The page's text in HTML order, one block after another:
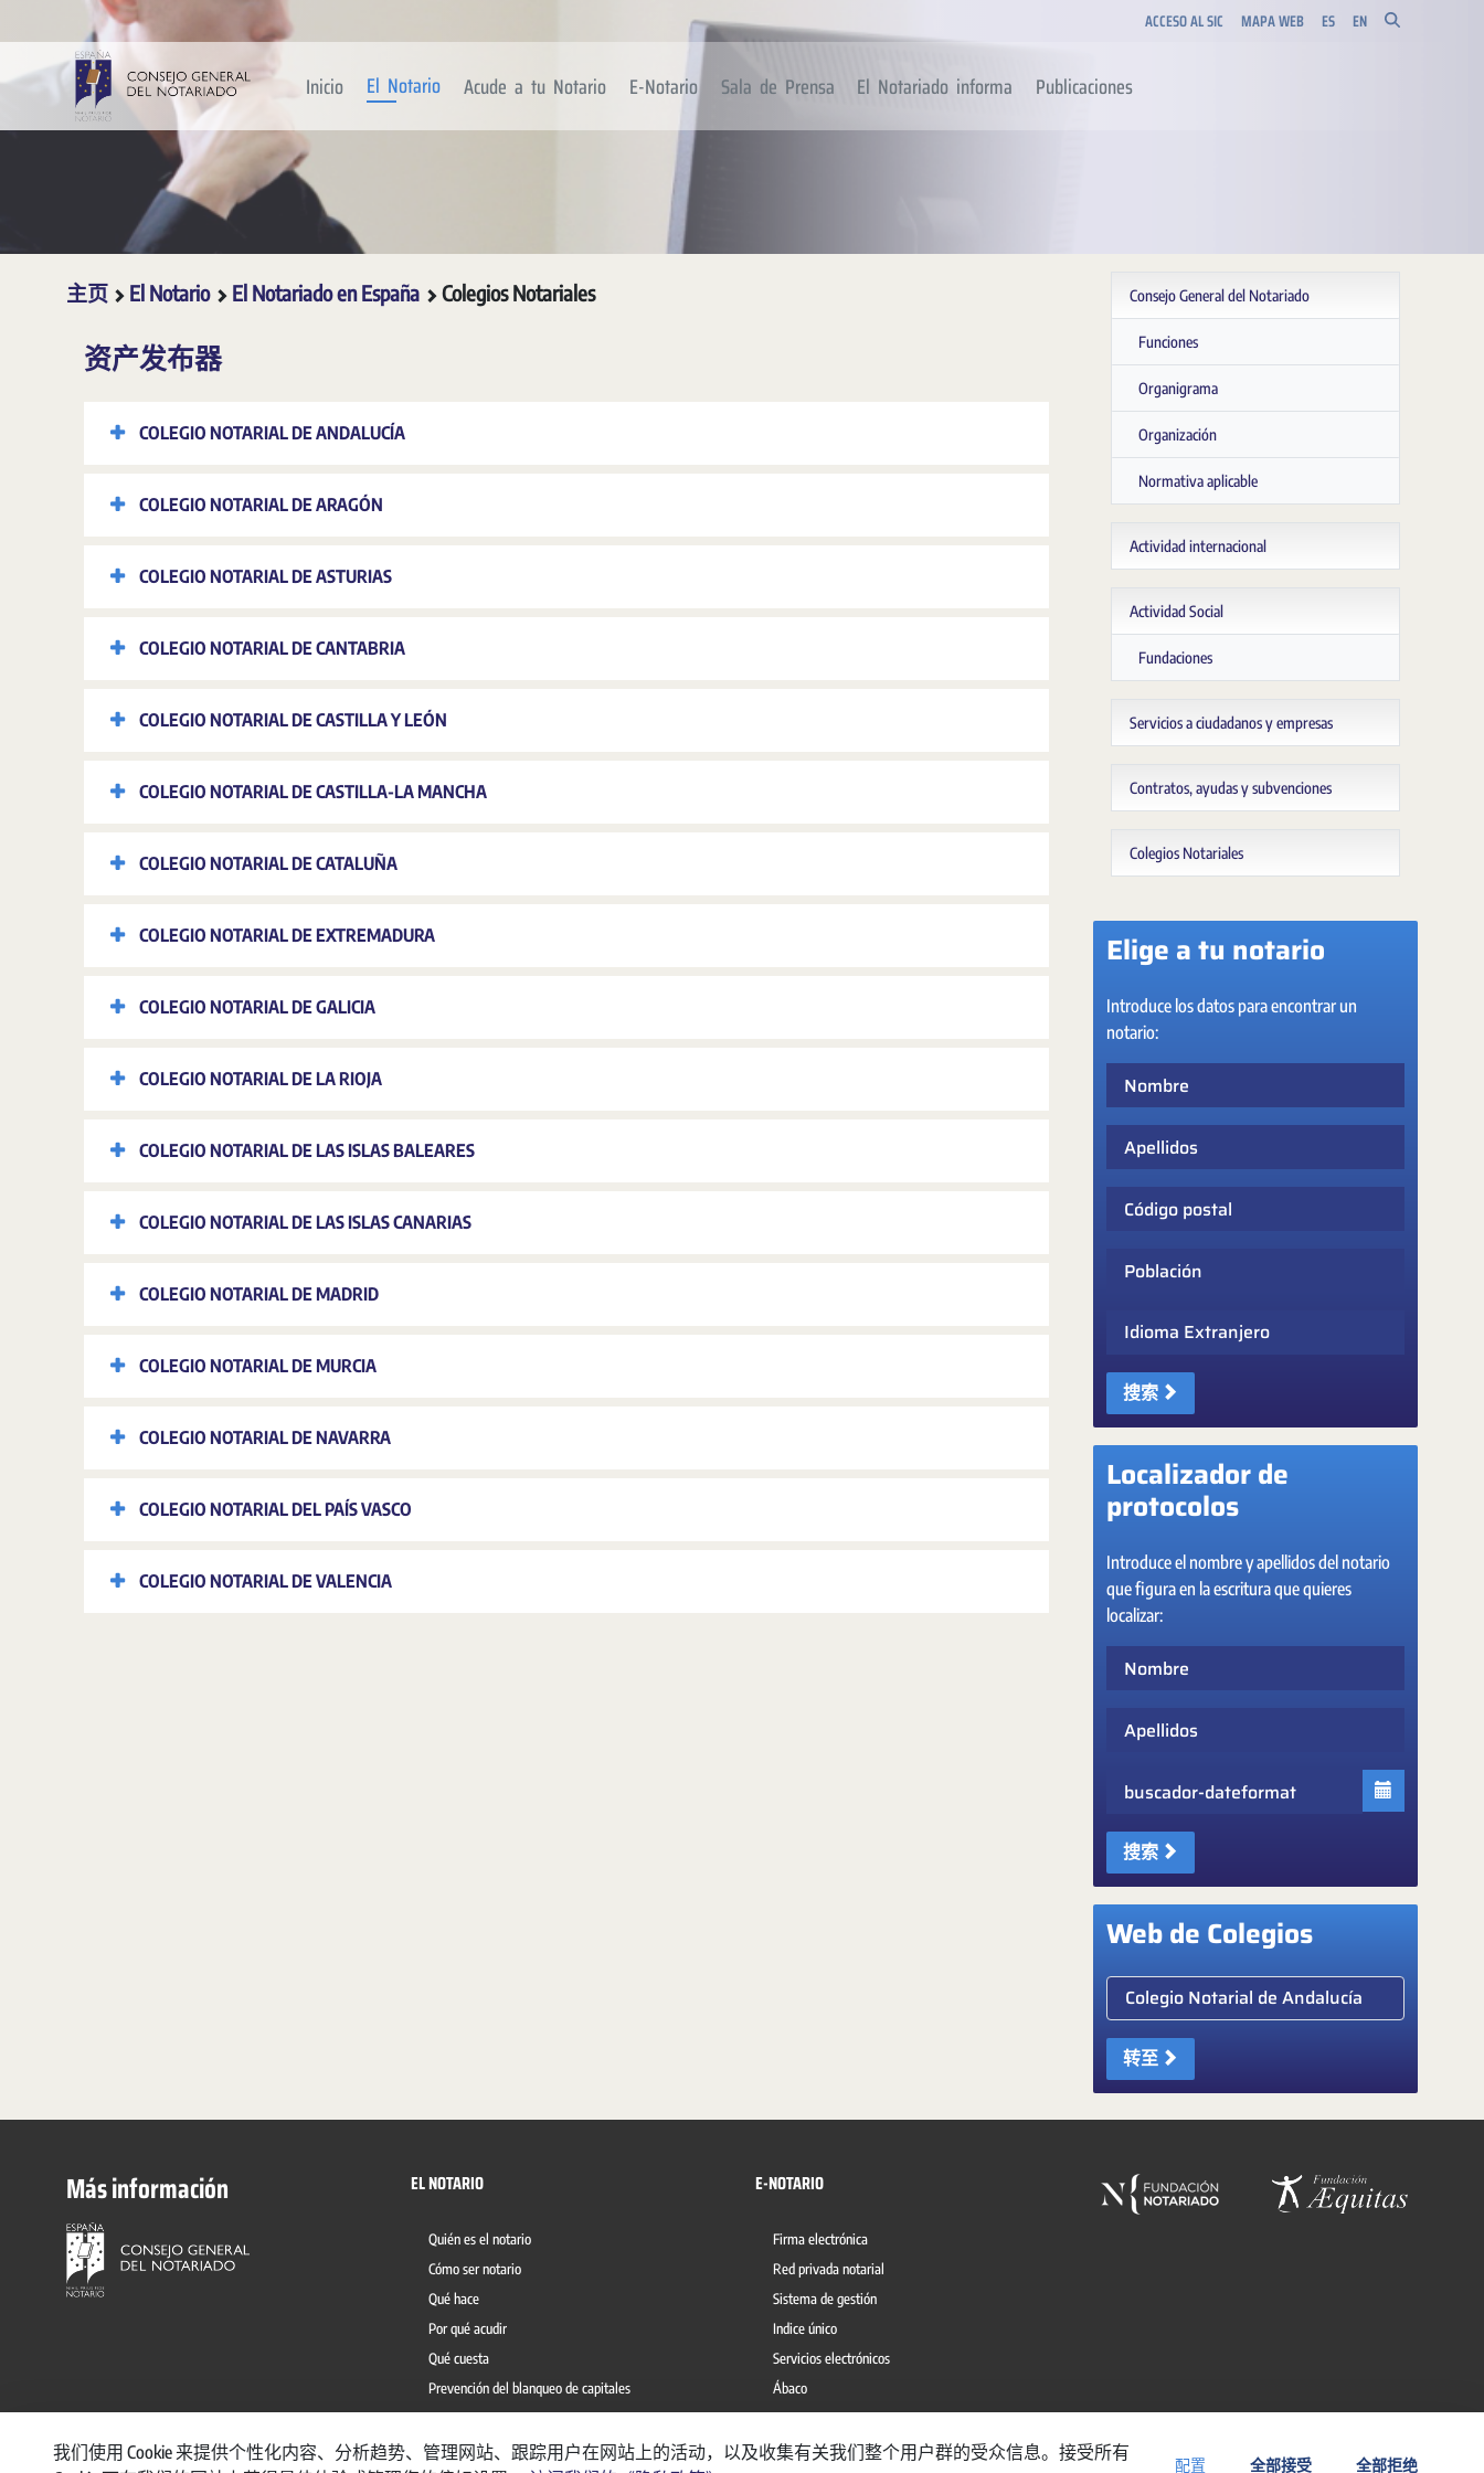
跳转到主内容 ACCESO AL SIC MAPA WEB ES EN
Inicio El Notario Acude a tu Notario E-Notario Sala de Prensa El Notariado informa Publicaciones
主页 El Notario El Notariado en España Colegios Notariales
资产发布器
COLEGIO NOTARIAL DE ANDALUCÍA
COLEGIO NOTARIAL DE ARAGÓN
COLEGIO NOTARIAL DE ASTURIAS
COLEGIO NOTARIAL DE CANTABRIA
COLEGIO NOTARIAL DE CASTILLA Y LEÓN
COLEGIO NOTARIAL DE CASTILLA-LA MANCHA
COLEGIO NOTARIAL DE CATALUÑA
COLEGIO NOTARIAL DE EXTREMADURA
COLEGIO NOTARIAL DE GALICIA
COLEGIO NOTARIAL DE LA RIOJA
COLEGIO NOTARIAL DE LAS ISLAS BALEARES
COLEGIO NOTARIAL DE LAS ISLAS CANARIAS
COLEGIO NOTARIAL DE MADRID
COLEGIO NOTARIAL DE MURCIA
COLEGIO NOTARIAL DE NAVARRA
COLEGIO NOTARIAL DEL PAÍS VASCO
COLEGIO NOTARIAL DE VALENCIA
Consejo General del Notariado
Funciones
Organigrama
Organización
Normativa aplicable
Actividad internacional
Actividad Social
Fundaciones
Servicios a ciudadanos y empresas
Contratos, ayudas y subvenciones
Colegios Notariales
Elige a tu notario
Introduce los datos para encontrar un
notario:
Idioma Extranjero
搜索
Localizador de
protocolos
Introduce el nombre y apellidos del notario
que figura en la escritura que quieres
localizar:
搜索
Web de Colegios
Elige colegio notarial
转至
Más información EL NOTARIO
Quién es el notario
Cómo ser notario
Qué hace
Por qué acudir
Qué cuesta
Prevención del blanqueo de capitales
E-NOTARIO
Firma electrónica
Red privada notarial
Sistema de gestión
Indice único
Servicios electrónicos
Ábaco
我们使用 Cookie 来提供个性化内容、分析趋势、管理网站、跟踪用户在网站上的活动，以及收集有关我们整个用户群的受众信息。接受所有
配置 全部接受 全部拒绝